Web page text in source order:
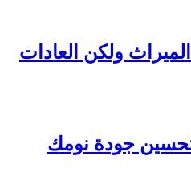
الميراث ولكن العادات